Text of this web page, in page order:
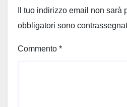
Il tuo indirizzo email non sarà
obbligatori sono
Commento *